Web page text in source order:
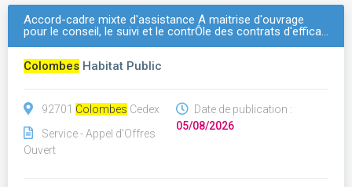
Accord-cadre mixte d'assistance À maitrise d'ouvrage
pour le conseil, le suivi et le contrÔle des contrats d'effica…
Colombes Habitat Public
92701 Colombes Cedex
Service - Appel d'Offres
Ouvert
Date de publication :
05/08/2026